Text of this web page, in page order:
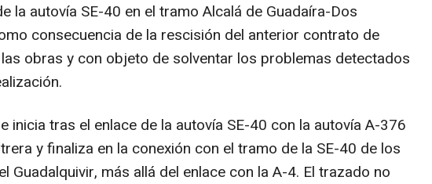
la autovía SE-40 en el tramo Alcalá de Guadaíra-Dos
consecuencia de la rescisión del anterior contrato de
obras y con objeto de solventar los problemas detectados
inicia tras el enlace de la autovía SE-40 con la autovía A-376
y finaliza en la conexión con el tramo de la SE-40 de los
Guadalquivir, más allá del enlace con la A-4. El trazado no